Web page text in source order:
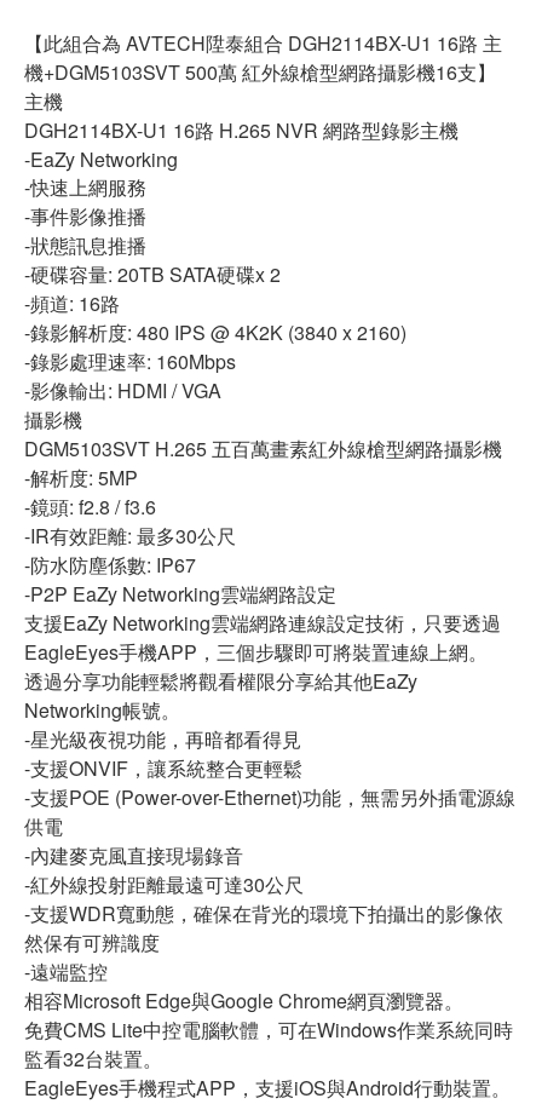
【此組合為 AVTECH陞泰組合 DGH2114BX-U1 16路 主
機+DGM5103SVT 500萬紅外線槍型網路攝影機16支】
主機
DGH2114BX-U1 16路 H.265 NVR 網路型錄影主機
-EaZy Networking
-快速上網服務
-事件影像推播
-狀態訊息推播
-硬碟容量: 20TB SATA硬碟x 2
-頻道: 16路
-錄影解析度: 480 IPS @ 4K2K (3840 x 2160)
-錄影處理速率: 160Mbps
-影像輸出: HDMI / VGA
攝影機
DGM5103SVT H.265五百萬畫素紅外線槍型網路攝影機
-解析度: 5MP
-鏡頭: f2.8 / f3.6
-IR有效距離: 最多30公尺
-防水防塵係數: IP67
-P2P EaZy Networking雲端網路設定
支援EaZy Networking雲端網路連線設定技術，只要透過
EagleEyes手機APP ，三個步驟即可將裝置連線上網。
透過分享功能輕鬆將觀看權限分享給其他EaZy
Networking帳號。
-星光級夜視功能，再暗都看得見
-支援ONVIF ，讓系統整合更輕鬆
-支援POE (Power-over-Ethernet)功能，無需另外插電源線
供電
-內建麥克風直接現場錄音
-紅外線投射距離最遠可達30公尺
-支援WDR寬動態，確保在背光的環境下拍攝出的影像依
然保有可辨識度
-遠端監控
相容Microsoft Edge與Google Chrome網頁瀏覽器。
免費CMS Lite中控電腦軟體，可在Windows作業系統同時
監看32台裝置。
EagleEyes手機程式APP，支援iOS與Android行動裝置。